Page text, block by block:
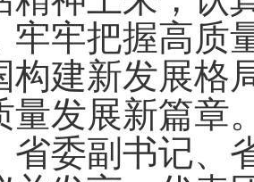
牢牢把握高质
构建新发展格
量发展新篇章
副书记、省